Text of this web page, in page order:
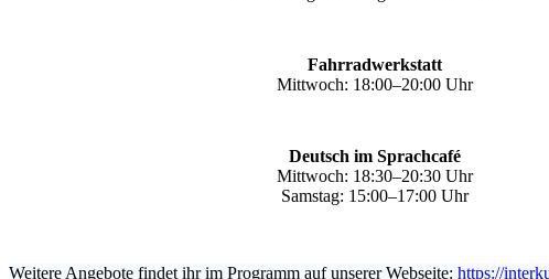
Fahrradwerkstatt
Mittwoch: 18:00–20:00 Uhr
Deutsch im Sprachcafé
Mittwoch: 18:30–20:30 Uhr
Samstag: 15:00–17:00 Uhr
Weitere Angebote findet ihr im Programm auf unserer Webseite: https://